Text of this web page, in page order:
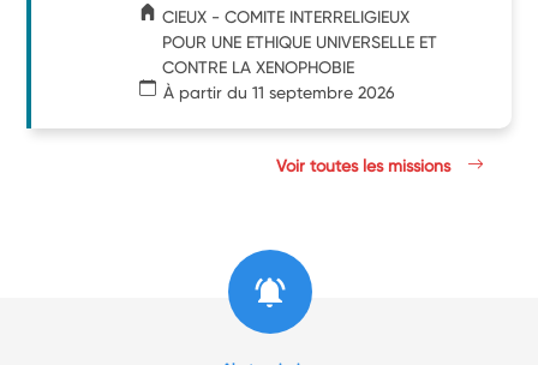
CIEUX - COMITE INTERRELIGIEUX
POUR UNE ETHIQUE UNIVERSELLE ET
CONTRE LA XENOPHOBIE
À partir du 11 septembre 2026
Voir toutes les missions